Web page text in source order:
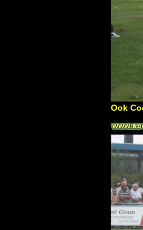
Ook